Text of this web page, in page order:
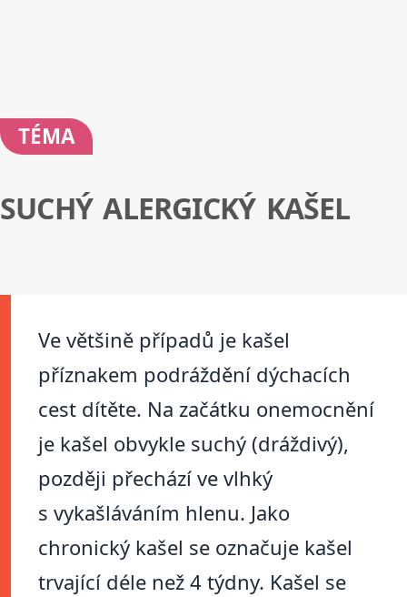
TÉMA
SUCHÝ ALERGICKÝ KAŠEL
Ve většině případů je kašel
příznakem podráždění dýchacích
cest dítěte. Na začátku onemocnění
je kašel obvykle suchý (dráždivý),
později přechází ve vlhký
s vykašláváním hlenu. Jako
chronický kašel se označuje kašel
trvající déle než 4 týdny. Kašel se